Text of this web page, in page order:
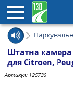
Штатна камера
для Citroen,
Артикул: 125736